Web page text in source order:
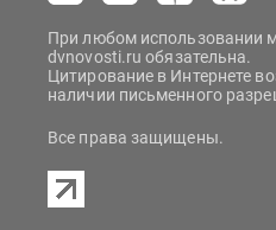
При любом использовании
dvnovosti.ru обязательна.
Цитирование в Интернете
наличии письменного
Все права защищены.